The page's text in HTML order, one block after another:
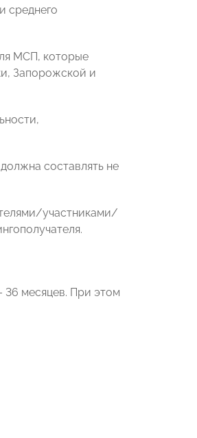
среднего
МСП, которые
Запорожской и
составлять не
участниками/
36 месяцев. При этом